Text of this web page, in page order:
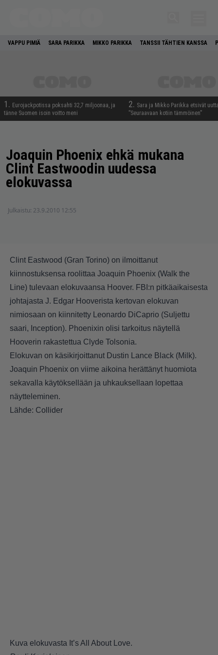
VAPPU PIMIÄ SARA PARIKKA MIKKO PARIKKA TANSSII TÄHTIEN KANSSA
1. Eurojackpotissa poksahti 32,7 miljoonaa, ja
tänne Suomen isoin voitto meni
2. Sara ja Mikko Parikka etsivät
”Seuraavaan kotiin tämmöinen”
Joaquin Phoenix ehkä mukana
Clint Eastwoodin uudessa
elokuvassa
Julkaistu: 23.9.2010 12:55
Clint Eastwood (Gran Torino) on ilmoittanut
kiinnostuksensa roolittaa Joaquin Phoenix (Walk the
Line) tulevaan elokuvaansa Hoover. FBI:n pitkäaikaisesta
johtajasta J. Edgar Hooverista kertovan elokuvan
nimiosaan on kiinnitetty Leonardo DiCaprio (Suljettu
saari, Inception). Phoenixin olisi tarkoitus näytellä
Hooverin rakastettua Clyde Tolsonia.
Elokuvan on käsikirjoittanut Dustin Lance Black (Milk).
Joaquin Phoenix on viime aikoina herättänyt huomiota
sekavalla käytöksellään ja uhkauksellaan lopettaa
näytteleminen.
Lähde: Collider
Kuva elokuvasta It’s All About Love.